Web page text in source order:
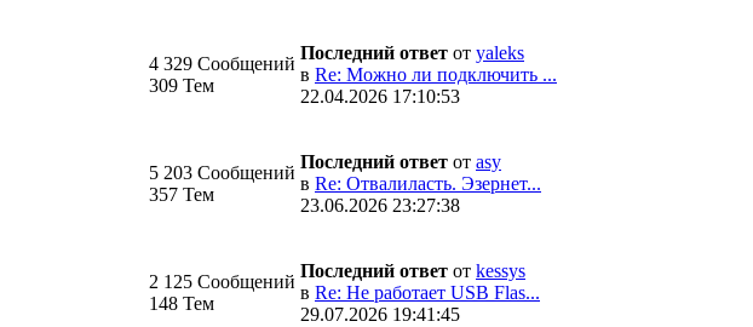
4 329 Сообщений
309 Тем
Последний ответ от yaleks
в Re: Можно ли подключить ...
22.04.2026 17:10:53
5 203 Сообщений
357 Тем
Последний ответ от asy
в Re: Отвалиласть. Эзернет...
23.06.2026 23:27:38
2 125 Сообщений
148 Тем
Последний ответ от kessys
в Re: Не работает USB Flas...
29.07.2026 19:41:45